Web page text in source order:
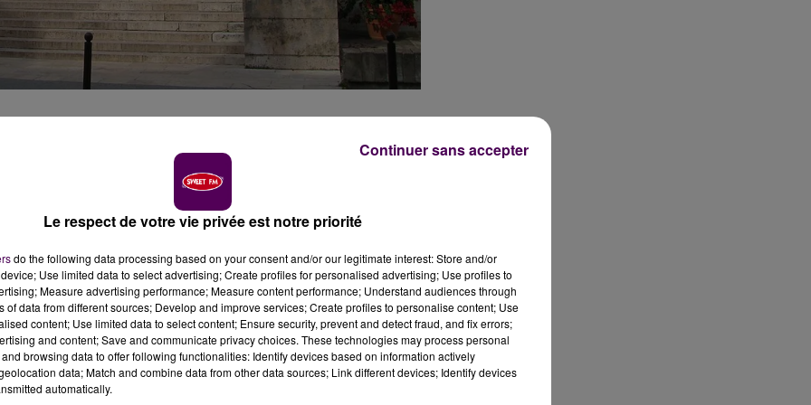
mise en examen de neuf personnes dans une affaire
et d’association de malfaiteurs. L’enquête porte
victimes en Centre-Val-de-Loire et dans les
ce jeudi 2 juillet la mise en examen de neuf
escroquerie et associations de malfaiteurs. Les
autour de deux sociétés basés à Romorantin-
Emmanuelle Bochenek-Puren.
D'EUROS
Le respect de votre vie privée est notre priorité
do the following data processing based on your consent and/or our legitimate interest: Store and/or
Use limited data to select advertising; Create profiles for personalised advertising; Use profiles to
Measure advertising performance; Measure content performance; Understand audiences through
of data from different sources; Develop and improve services; Create profiles to personalise content; Use
content; Use limited data to select content; Ensure security, prevent and detect fraud, and fix errors;
and content; Save and communicate privacy choices. These technologies may process personal
browsing data to offer following functionalities: Identify devices based on information actively
data; Match and combine data from other data sources; Link different devices; Identify devices
automatically.
Continuer sans accepter